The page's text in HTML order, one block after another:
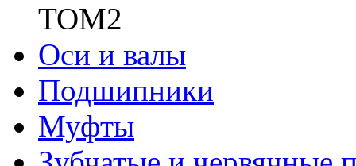
ТОМ2
Оси и валы
Подшипники
Муфты